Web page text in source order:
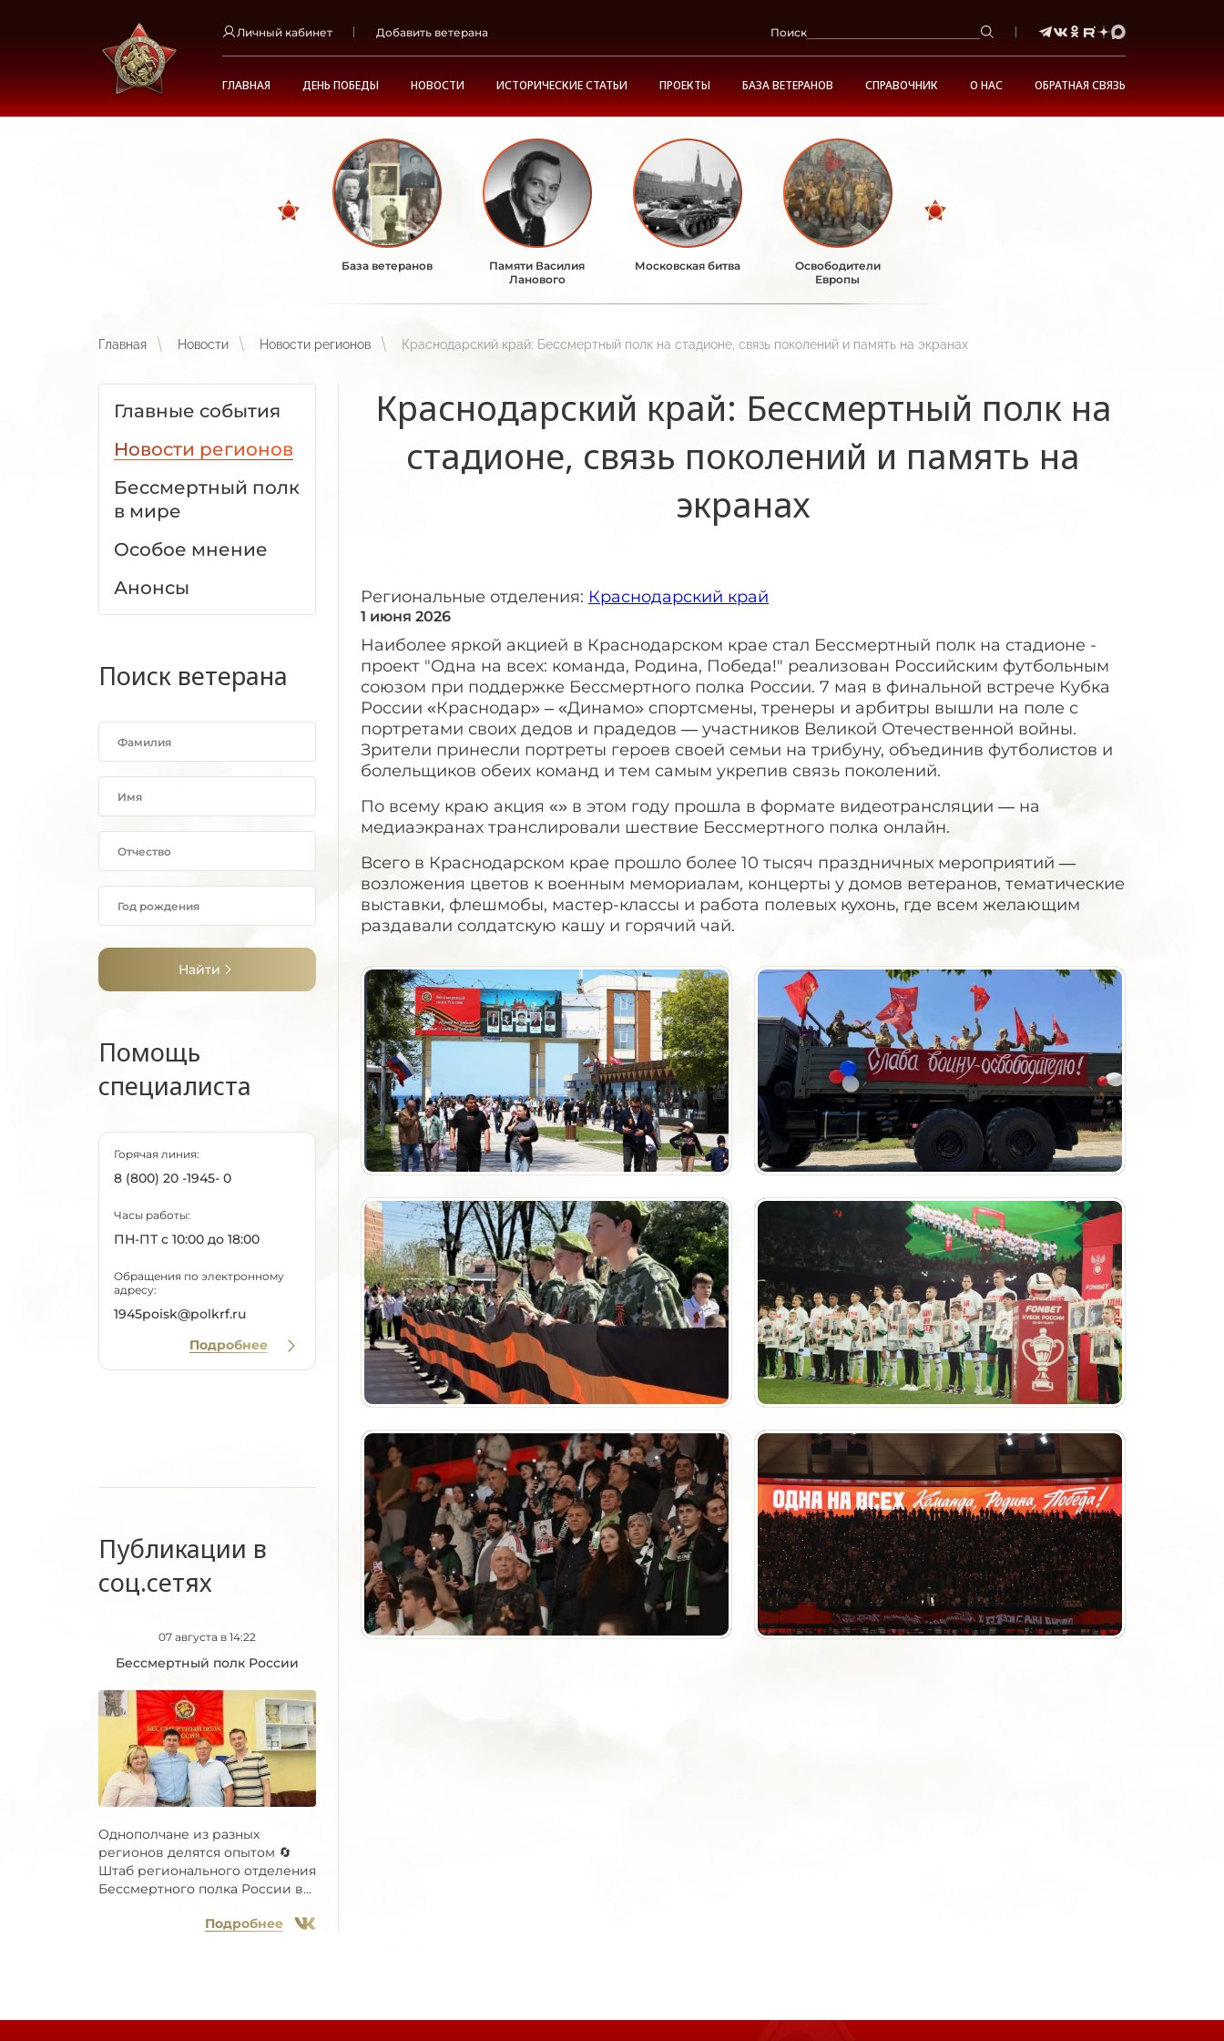
Личный кабинет Добавить ветерана Поиск
ГЛАВНАЯ ДЕНЬ ПОБЕДЫ НОВОСТИ ИСТОРИЧЕСКИЕ СТАТЬИ ПРОЕКТЫ БАЗА ВЕТЕРАНОВ СПРАВОЧНИК О НАС ОБРАТНАЯ СВЯЗЬ
База ветеранов
Памяти Василия
Ланового
Московская битва
Освободители
Европы
Главная Новости Новости регионов Краснодарский край: Бессмертный полк на стадионе, связь поколений и память на экранах
Главные события
Новости регионов
Бессмертный полк
в мире
Особое мнение
Анонсы
Поиск ветерана
Найти
Помощь
специалиста
Горячая линия:
8 (800) 20 -1945- 0
Часы работы:
ПН-ПТ с 10:00 до 18:00
Обращения по электронному
адресу:
1945poisk@polkrf.ru
Подробнее
Публикации в
соц.сетях
07 августа в 14:22
Бессмертный полк России
Однополчане из разных
регионов делятся опытом 🔄
Штаб регионального отделения
Бессмертного полка России в...
Подробнее
Краснодарский край: Бессмертный полк на
стадионе, связь поколений и память на
экранах
Региональные отделения: Краснодарский край
1 июня 2026
Наиболее яркой акцией в Краснодарском крае стал Бессмертный полк на стадионе -
проект "Одна на всех: команда, Родина, Победа!" реализован Российским футбольным
союзом при поддержке Бессмертного полка России. 7 мая в финальной встрече Кубка
России «Краснодар» – «Динамо» спортсмены, тренеры и арбитры вышли на поле с
портретами своих дедов и прадедов — участников Великой Отечественной войны.
Зрители принесли портреты героев своей семьи на трибуну, объединив футболистов и
болельщиков обеих команд и тем самым укрепив связь поколений.
По всему краю акция «» в этом году прошла в формате видеотрансляции — на
медиаэкранах транслировали шествие Бессмертного полка онлайн.
Всего в Краснодарском крае прошло более 10 тысяч праздничных мероприятий —
возложения цветов к военным мемориалам, концерты у домов ветеранов, тематические
выставки, флешмобы, мастер-классы и работа полевых кухонь, где всем желающим
раздавали солдатскую кашу и горячий чай.